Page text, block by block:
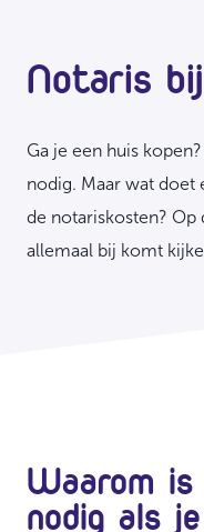
Notaris
Ga je een huis
nodig. Maar wat doet
de notariskosten? Op
allemaal bij komt
Waarom
nodig als